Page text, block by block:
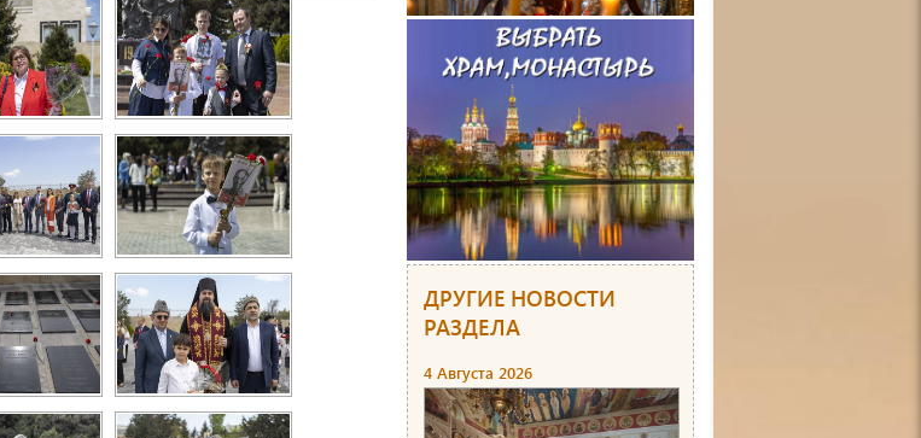
ДРУГИЕ НОВОСТИ
РАЗДЕЛА
4 Августа 2026